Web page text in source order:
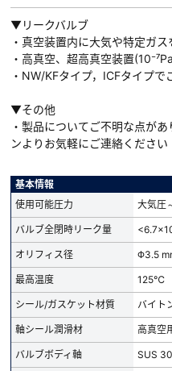
▼リークバルブ
・真空装置内に大気や特定ガ
・高真空、超高真空装置
・NW/KFタイプ，ICFタイプで
▼その他
・製品についてご不明な点が
ンよりお気軽にご連絡ください
基本情報
使用可能圧力
大気圧
バルブ全閉時リーク量
オリフィス径 Φ3.5
最高温度 125℃
シール/ガスケット材質 バイト
軸シール潤滑材 高真空
バルブボディ軸 SUS
ダウンロードする
ります。